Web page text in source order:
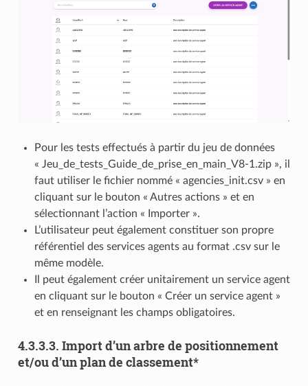
Pour les tests effectués à partir du jeu de données
« Jeu_de_tests_Guide_de_prise_en_main_V8-1.zip », il
faut utiliser le fichier nommé « agencies_init.csv » en
cliquant sur le bouton « Autres actions » et en
sélectionnant l’action « Importer ».
L’utilisateur peut également constituer son propre
référentiel des services agents au format .csv sur le
même modèle.
Il peut également créer unitairement un service agent
en cliquant sur le bouton « Créer un service agent »
et en renseignant les champs obligatoires.
4.3.3.3. Import d’un arbre de positionnement
et/ou d’un plan de classement*